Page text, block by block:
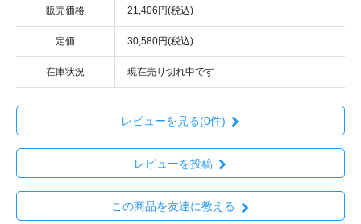
販売価格 21,406円(税込)
定価 30,580円(税込)
在庫状況 現在売り切れ中です
レビューを見る(0件)
レビューを投稿
この商品を友達に教える